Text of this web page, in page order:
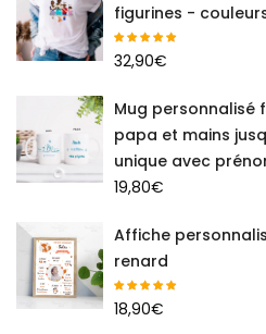
figurines -
32,90€
Mug personnalisé
papa et mains
unique avec
19,80€
Affiche
renard
18,90€